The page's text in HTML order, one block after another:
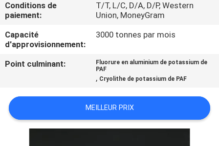
CONTRÔLE
DE
LA
QUALITÉ
NOUS
CONTACTER
Conditions de
paiement:
T/T, L/C, D/A, D/P, Western
Union, MoneyGram
Capacité
d'approvisionnement:
3000 tonnes par mois
Point culminant:
Fluorure en aluminium de potassium de
PAF
, Cryolithe de potassium de PAF
MEILLEUR PRIX